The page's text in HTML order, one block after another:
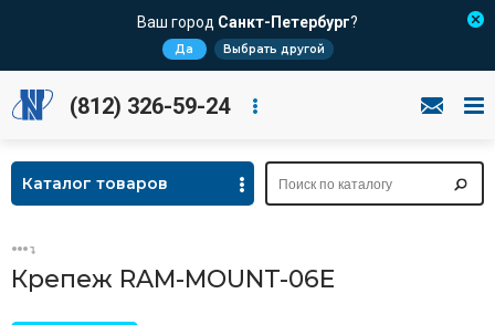
Ваш город Санкт-Петербург?
Да Выбрать другой
(812) 326-59-24
Каталог товаров
Крепеж RAM-MOUNT-06E